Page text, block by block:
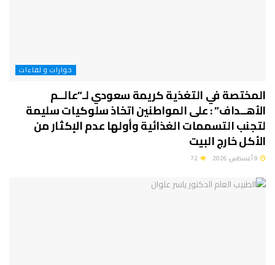
حوارات و لقاءات
المختصة في التغذية كريمة سعودي لـ”عالــم
الأهــداف” : على المواطنين اتخاذ سلوكيات سليمة
لتجنب التسممات الغذائية وأولها عدم الإكثار من
الأكل خارج البيت